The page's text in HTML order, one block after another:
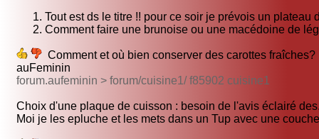
Tout est ds le titre !! pour ce soir je prévois un plateau
Comment faire une brunoise ou une macédoine de
Comment et où bien conserver des carottes fraîches?
auFeminin
forum.aufeminin > forum/cuisine1/ f85902 cuisine1
Choix d'une plaque de cuisson : besoin de l'avis éclairé
Moi je les epluche et les mets dans un Tup avec une